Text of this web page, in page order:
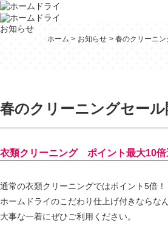
お知らせ
ホーム お知らせ 春のクリーニン
春のクリーニングセール
衣類クリーニング ポイント最大10倍
通常の衣類クリーニングではポイント5倍！
ホームドライのこだわり仕上げ付きならな
大事な一着にぜひご利用ください。